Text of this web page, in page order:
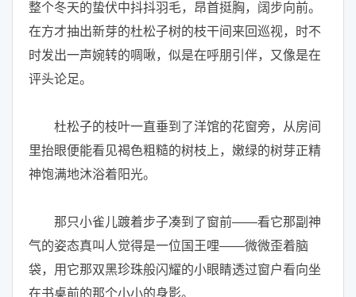
整个冬天的蛰伏中抖抖羽毛，昂首挺胸，阔步向前。
在方才抽出新芽的杜松子树的枝干间来回巡视，时不
时发出一声婉转的啁啾，似是在呼朋引伴，又像是在
评头论足。
杜松子的枝叶一直垂到了洋馆的花窗旁，从房间
里抬眼便能看见褐色粗糙的树枝上，嫩绿的树芽正精
神饱满地沐浴着阳光。
那只小雀儿踱着步子凑到了窗前——看它那副神
气的姿态真叫人觉得是一位国王哩——微微歪着脑
袋，用它那双黑珍珠般闪耀的小眼睛透过窗户看向坐
在书桌前的那个小小的身影。